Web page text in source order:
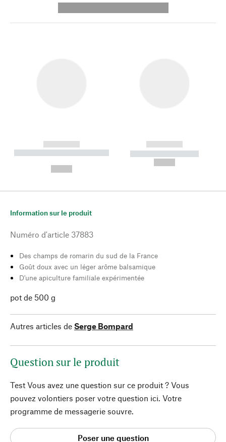
------------
----------- ----------- --------
------------
----------- -----------
Information sur le produit
Numéro d'article 37883
Des champs de romarin du sud de la France
Goût doux avec un léger arôme balsamique
D'une apiculture familiale expérimentée
pot de 500 g
Autres articles de Serge Bompard
Question sur le produit
Test Vous avez une question sur ce produit ? Vous
pouvez volontiers poser votre question ici. Votre
programme de messagerie souvre.
Poser une question